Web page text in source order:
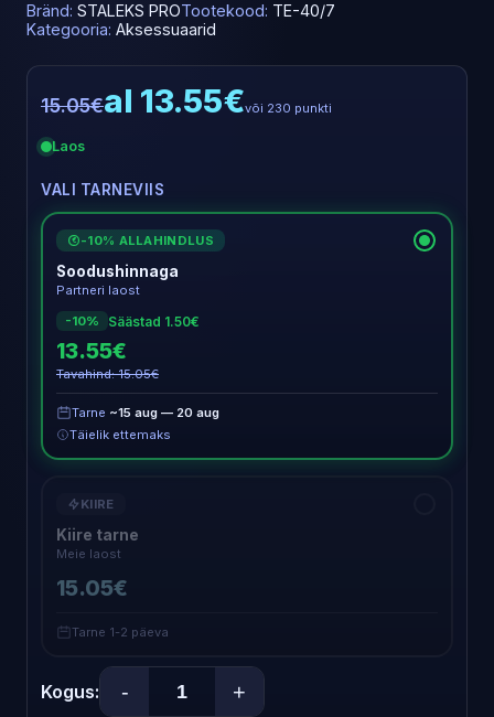
Bränd: STALEKS PROTootekood: TE-40/7
Kategooria: Aksessuaarid
15.05€al 13.55€või 230 punkti
Laos
VALI TARNEVIIS
€ -10% ALLAHINDLUS
Soodushinnaga
Partneri laost
-10%
Säästad 1.50€
13.55€
Tavahind: 15.05€
Tarne ~15 aug — 20 aug
Täielik ettemaks
KIIRE
Kiire tarne
Meie laost
15.05€
Tarne 1-2 päeva
Kogus: - +